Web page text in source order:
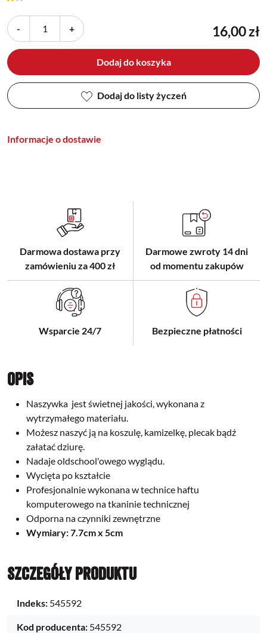
- + 16,00 zł
Dodaj do koszyka
Dodaj do listy życzeń
Informacje o dostawie
Darmowa dostawa przy
zamówieniu za 400 zł
Darmowe zwroty 14 dni
od momentu zakupów
Wsparcie 24/7 Bezpieczne płatności
Opis
Naszywka jest świetnej jakości,wykonana z
wytrzymałego materiału.
Możesz naszyć ją na koszulę, kamizelkę, plecak bądź
załatać dziurę.
Nadaje oldschool'owego wyglądu.
Wycięta po kształcie
Profesjonalnie wykonana w technice haftu
komputerowego na tkaninie technicznej
Odporna na czynniki zewnętrzne
Wymiary: 7.7cm x 5cm
Szczegóły produktu
Indeks: 545592
Kod producenta: 545592